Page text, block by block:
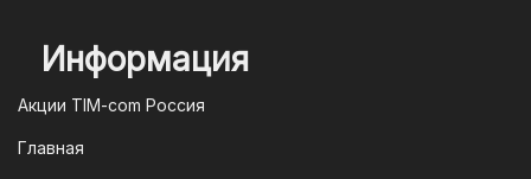
Информация
Акции TIM-com Россия
Главная